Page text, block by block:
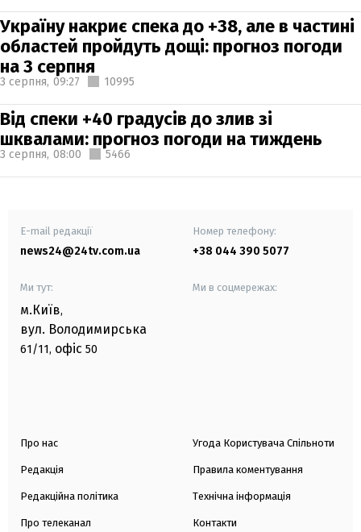
Україну накриє спека до +38, але в частині
областей пройдуть дощі: прогноз погоди
на 3 серпня
3 серпня, 09:27 10995
Від спеки +40 градусів до злив зі
шквалами: прогноз погоди на тиждень
3 серпня, 08:00 5466
E-mail редакції
news24@24tv.com.ua
Номер телефону:
+38 044 390 5077
Ми тут:
м.Київ,
вул. Володимирська
61/11, офіс 50
Ми в соцмережах:
Про нас
Редакція
Редакційна політика
Про телеканал
Угода Користувача Спільноти
Правила коментування
Технічна інформація
Контакти